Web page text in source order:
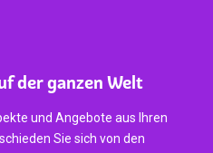
der ganzen Welt
und Angebote aus Ihren
Sie sich von den